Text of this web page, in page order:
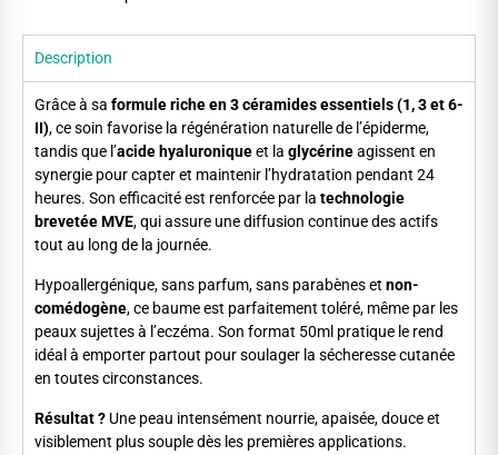
Description
Grâce à sa formule riche en 3 céramides essentiels (1, 3 et 6-
II), ce soin favorise la régénération naturelle de l’épiderme,
tandis que l’acide hyaluroniqueet la glycérineagissent en
synergie pour capter et maintenir l’hydratation pendant 24
heures. Son efficacité est renforcée par la technologie
brevetée MVE, qui assure une diffusion continue des actifs
tout au long de la journée.
Hypoallergénique, sans parfum, sans parabènes et non-
comédogène, ce baume est parfaitement toléré, même par les
peaux sujettes à l’eczéma. Son format 50ml pratique le rend
idéal à emporter partout pour soulager la sécheresse cutanée
en toutes circonstances.
Résultat ? Une peau intensément nourrie, apaisée, douce et
visiblement plus souple dès les premières applications.